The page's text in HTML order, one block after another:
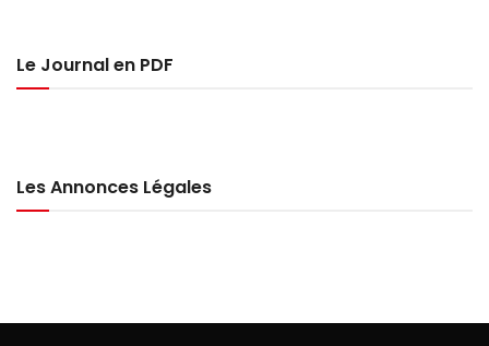
Le Journal en PDF
Les Annonces Légales